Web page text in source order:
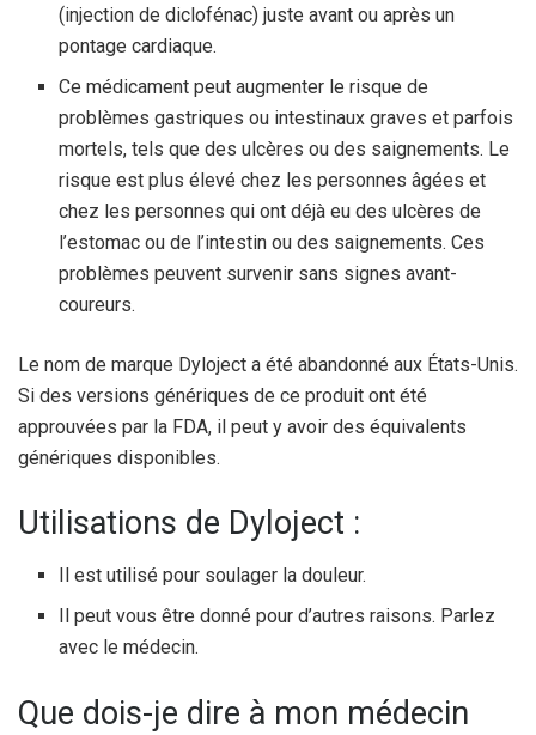
(injection de diclofénac) juste avant ou après un
pontage cardiaque.
Ce médicament peut augmenter le risque de
problèmes gastriques ou intestinaux graves et parfois
mortels, tels que des ulcères ou des saignements. Le
risque est plus élevé chez les personnes âgées et
chez les personnes qui ont déjà eu des ulcères de
l’estomac ou de l’intestin ou des saignements. Ces
problèmes peuvent survenir sans signes avant-
coureurs.
Le nom de marque Dyloject a été abandonné aux États-Unis.
Si des versions génériques de ce produit ont été
approuvées par la FDA, il peut y avoir des équivalents
génériques disponibles.
Utilisations de Dyloject :
Il est utilisé pour soulager la douleur.
Il peut vous être donné pour d’autres raisons. Parlez
avec le médecin.
Que dois-je dire à mon médecin